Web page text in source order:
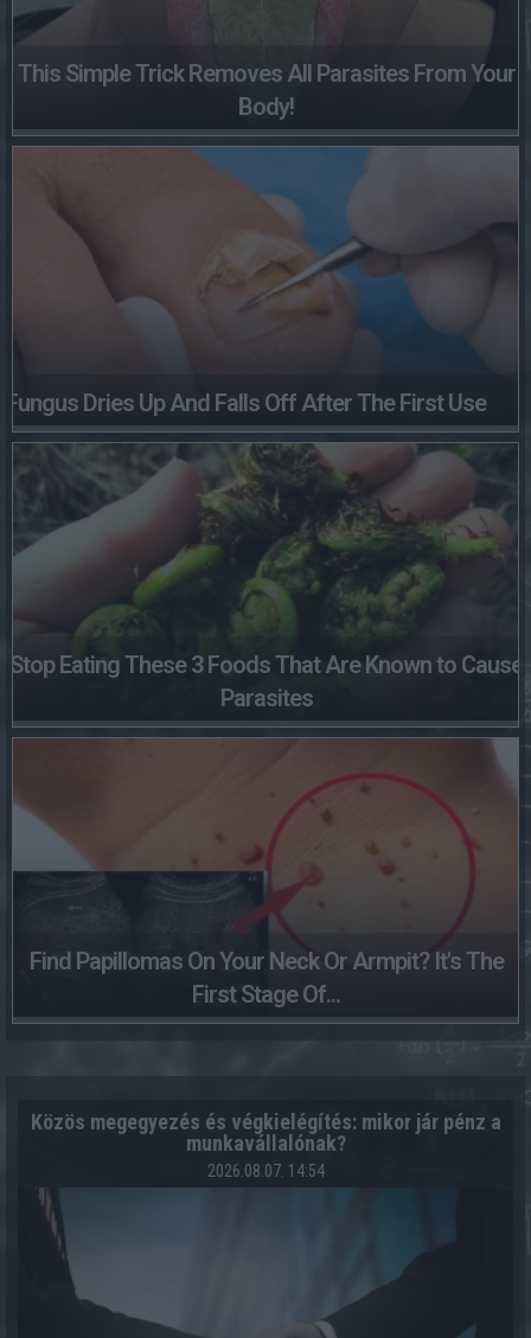
This Simple Trick Removes All Parasites From Your
Body!
Fungus Dries Up And Falls Off After The First Use
Stop Eating These 3 Foods That Are Known to Cause
Parasites
Find Papillomas On Your Neck Or Armpit? It's The
First Stage Of...
Közös megegyezés és végkielégítés: mikor jár pénz a
munkavállalónak?
2026.08.07. 14:54